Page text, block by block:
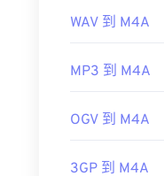
https://
WAV 到 M4A
MP3 到 M4A
OGV 到 M4A
3GP 到 M4A